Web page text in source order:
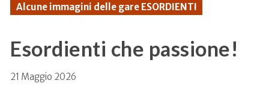
Alcune immagini delle gare ESORDIENTI
Esordienti che passione!
21 Maggio 2026